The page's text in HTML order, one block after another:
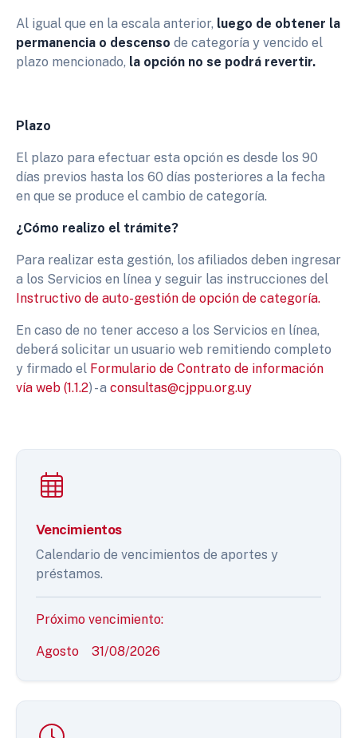
Al igual que en la escala anterior, luego de obtener la
permanencia o descenso de categoría y vencido el
plazo mencionado, la opción no se podrá revertir.
Plazo
El plazo para efectuar esta opción es desde los 90
días previos hasta los 60 días posteriores a la fecha
en que se produce el cambio de categoría.
¿Cómo realizo el trámite?
Para realizar esta gestión, los afiliados deben ingresar
a los Servicios en línea y seguir las instrucciones del
Instructivo de auto-gestión de opción de categoría.
En caso de no tener acceso a los Servicios en línea,
deberá solicitar un usuario web remitiendo completo
y firmado el Formulario de Contrato de información
vía web (1.1.2) - a consultas@cjppu.org.uy
Vencimientos
Calendario de vencimientos de aportes y
préstamos.
Próximo vencimiento:
Agosto 31/08/2026